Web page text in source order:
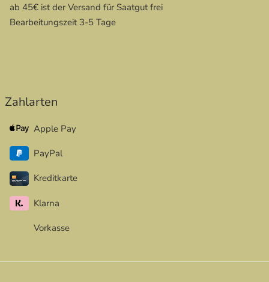
ab 45€ ist der Versand für Saatgut frei
Bearbeitungszeit 3-5 Tage
Zahlarten
Apple Pay
PayPal
Kreditkarte
Klarna
Vorkasse